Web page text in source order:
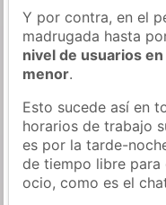
Y por contra, en el
madrugada hasta
nivel de usuarios
menor.
Esto sucede así en
horarios de trabajo
es por la tarde-
de tiempo libre
ocio, como es el